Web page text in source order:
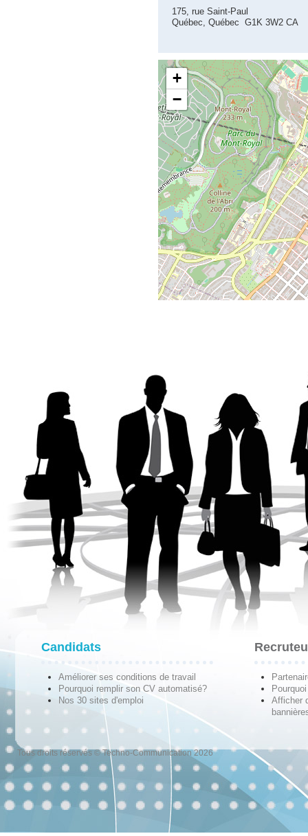
175, rue Saint-Paul
Québec, Québec G1K 3W2 CA
+
−
Candidats
Améliorer ses conditions de travail
Pourquoi remplir son CV automatisé?
Nos 30 sites d'emploi
Afficher
Tous droits réservés © Techno-Communication 2026